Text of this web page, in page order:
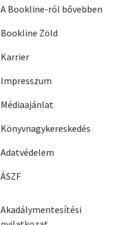
A Bookline-ról bővebben
Bookline Zöld
Karrier
Impresszum
Médiaajánlat
Könyvnagykereskedés
Adatvédelem
ÁSZF
Akadálymentesítési